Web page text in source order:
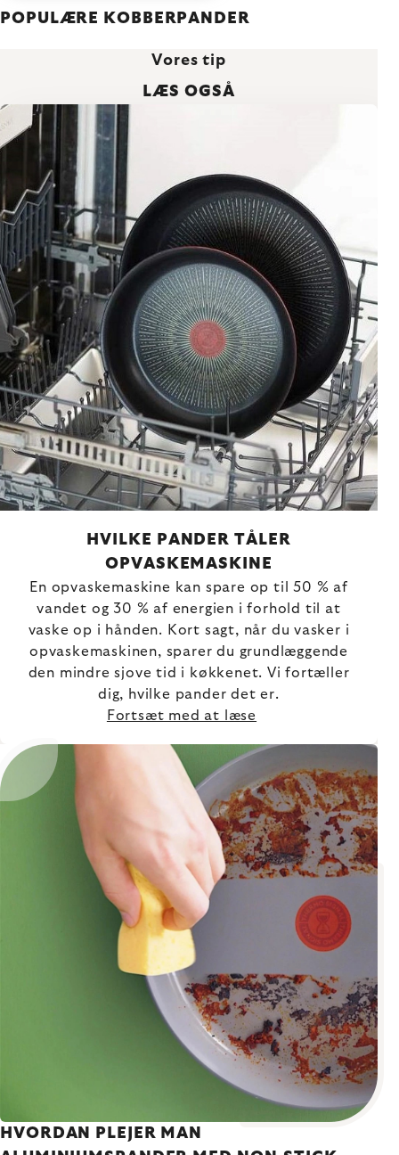
POPULÆRE KOBBERPANDER
Vores tip
LÆS OGSÅ
HVILKE PANDER TÅLER
OPVASKEMASKINE
En opvaskemaskine kan spare op til 50 % af
vandet og 30 % af energien i forhold til at
vaske op i hånden. Kort sagt, når du vasker i
opvaskemaskinen, sparer du grundlæggende
den mindre sjove tid i køkkenet. Vi fortæller
dig, hvilke pander det er.
Fortsæt med at læse
HVORDAN PLEJER MAN